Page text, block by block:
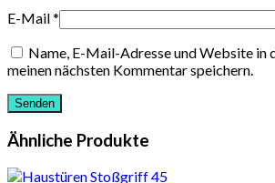
E-Mail*
Name, E-Mail-Adresse und Website in
meinen nächsten Kommentar speichern.
Ähnliche Produkte